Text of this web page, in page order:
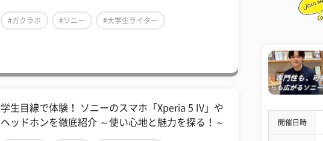
#ガクラボ #ソニー #大学生ライター
学生目線で体験！ ソニーのスマホ「Xperia 5 IV」や
ヘッドホンを徹底紹介 ～使い心地と魅力を探る！～
開催日時